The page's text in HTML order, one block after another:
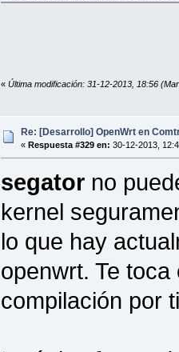
Downloading http://
Configuring kmod-pptp.
Configuring kmod-crypto-sha1.
Collected errors:
* satisfy_dependencies_for:
* kernel (= 3.10.24-1-
kernel (= 3.10.24-1-
kernel (= 3.10.24-1-
kernel (= 3.10.24-1-
kernel (= 3.10.24-1-
kernel (= 3.10.24-1-
« Última modificación: 31-12-2013, 18:56
Re: [Desarrollo] OpenWrt en
« Respuesta #329 en: 30-12-2013,
segatorno
kernel
lo que hay
openwrt. Te
compilación por